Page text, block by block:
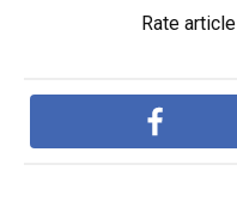
Rate article